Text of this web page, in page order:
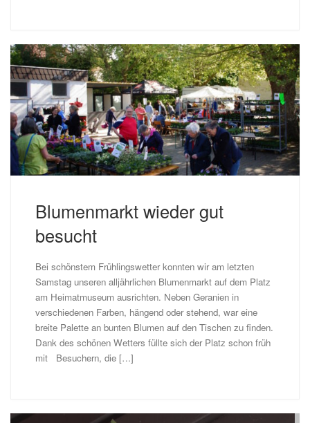
Blumenmarkt wieder gut
besucht
Bei schönstem Frühlingswetter konnten wir am letzten
Samstag unseren alljährlichen Blumenmarkt auf dem Platz
am Heimatmuseum ausrichten. Neben Geranien in
verschiedenen Farben, hängend oder stehend, war eine
breite Palette an bunten Blumen auf den Tischen zu finden.
Dank des schönen Wetters füllte sich der Platz schon früh
mit Besuchern, die […]